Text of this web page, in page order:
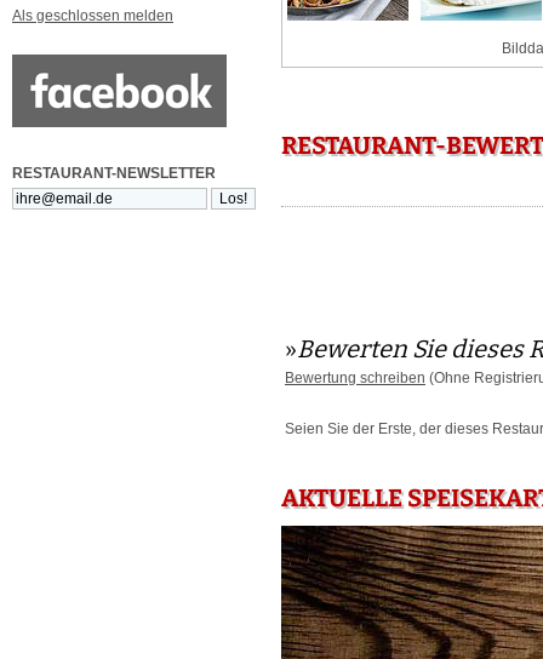
Als geschlossen melden
RESTAURANT-NEWSLETTER
RESTAURANT-
»Bewerten Sie dieses
Bewertung schreiben (Ohne
Seien Sie der Erste, der dieses
AKTUELLE